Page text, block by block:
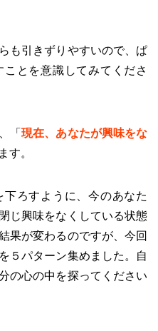
も引きずりやすいので、ぱ
とを意識してみてくださ
「現在、あなたが興味をな
す。
ろすように、今のあなた
じ興味をなくしている状態
果が変わるのですが、今回
５パターン集めました。自
の心の中を探ってください